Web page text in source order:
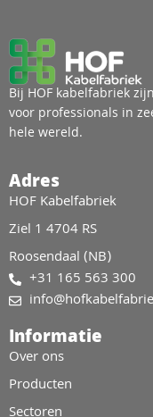
Bij HOF kabelfabriek
voor professionals in
hele wereld.
Adres
HOF Kabelfabriek
Ziel 1 4704 RS
Roosendaal (NB)
+31 165 563 300
Informatie
Over ons
Producten